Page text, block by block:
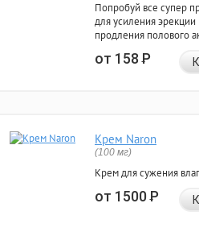
Попробуй все супер
для усиления эрекции
продления полового
от 158Р
Крем Naron
(100 мг)
Крем для сужения
от 1500Р